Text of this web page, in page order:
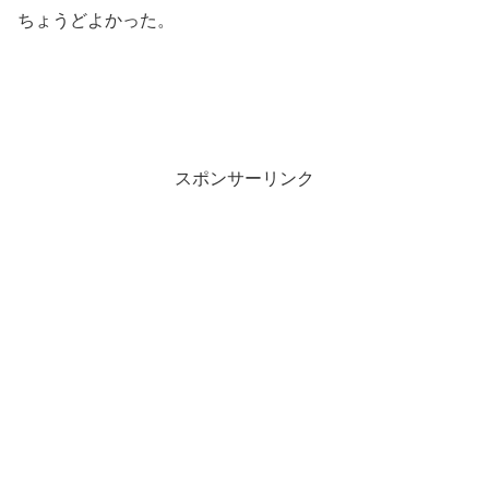
ちょうどよかった。
スポンサーリンク